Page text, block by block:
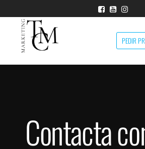
Marketing
TCM
Santander,
PEDIR
Contacta